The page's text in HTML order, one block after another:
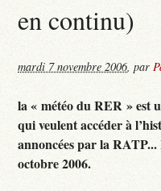
en continu)
mardi 7 novembre 2006,par
la « météo du RER » est
qui veulent accéder à
annoncées par la
octobre 2006.